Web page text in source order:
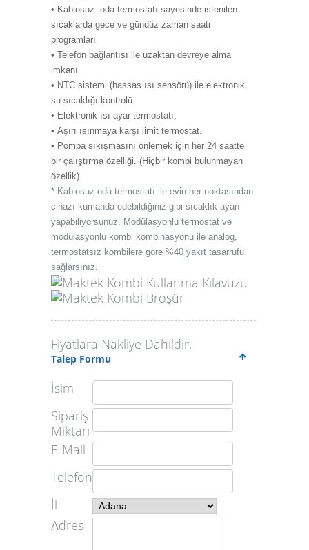
• Kablosuz oda termostatı sayesinde istenilen
sıcaklarda gece ve gündüz zaman saati
programları
• Telefon bağlantısı ile uzaktan devreye alma
imkanı
• NTC sistemi (hassas ısı sensörü) ile elektronik
su sıcaklığı kontrolü.
• Elektronik ısı ayar termostatı.
• Aşırı ısınmaya karşı limit termostat.
• Pompa sıkışmasını önlemek için her 24 saatte
bir çalıştırma özelliği. (Hiçbir kombi bulunmayan
özellik)
* Kablosuz oda termostatı ile evin her noktasından
cihazı kumanda edebildiğiniz gibi sıcaklık ayarı
yapabiliyorsunuz. Modülasyonlu termostat ve
modülasyonlu kombi kombinasyonu ile analog,
termostatsız kombilere göre %40 yakıt tasarrufu
sağlarsınız.
Maktek Kombi Kullanma Kılavuzu
Maktek Kombi Broşür
Fiyatlara Nakliye Dahildir.
Talep Formu
İsim
Sipariş
Miktarı
E-Mail
Telefon
İl
Adres